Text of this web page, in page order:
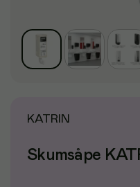
KATRIN
Skumsåpe